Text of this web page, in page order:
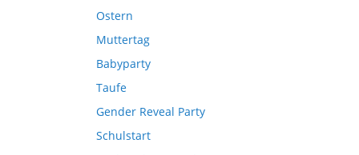
Ostern
Muttertag
Babyparty
Taufe
Gender Reveal Party
Schulstart